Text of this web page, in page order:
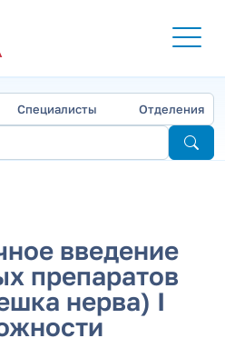
Специалисты Отделения
введение
препаратов
нерва) I